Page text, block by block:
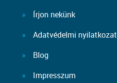
Írjon nekünk
Adatvédelmi nyilatkozat
Blog
Impresszum